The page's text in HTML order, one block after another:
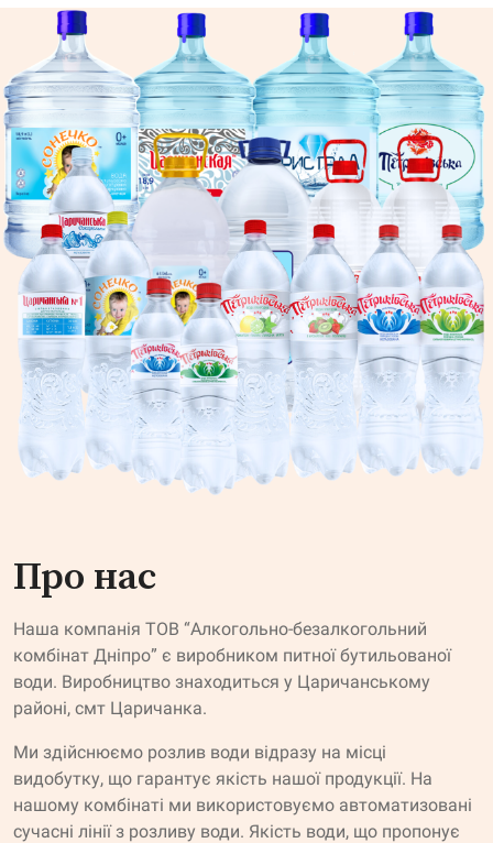
Про нас
Наша компанія ТОВ “Алкогольно-безалкогольний
комбінат Дніпро” є виробником питної бутильованої
води. Виробництво знаходиться у Царичанському
районі, смт Царичанка.
Ми здійснюємо розлив води відразу на місці
видобутку, що гарантує якість нашої продукції. На
нашому комбінаті ми використовуємо автоматизовані
сучасні лінії з розливу води. Якість води, що пропонує